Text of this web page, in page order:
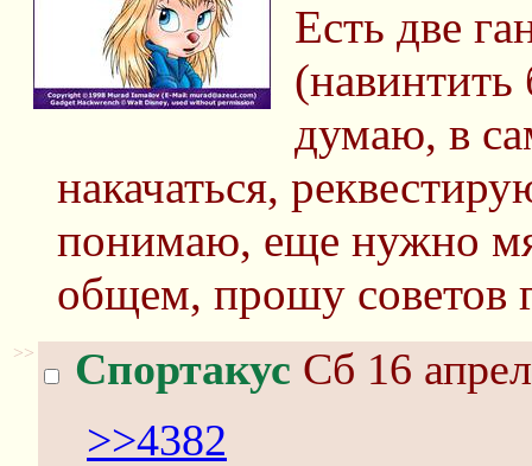
Есть две
думаю, в
накачаться,
понимаю, еще нужно
общем, прошу советов
>> Спортакус Сб 16
>>4382